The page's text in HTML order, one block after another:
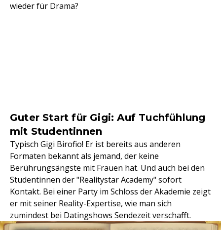
wieder für Drama?
Guter Start für Gigi: Auf Tuchfühlung
mit Studentinnen
Typisch Gigi Birofio! Er ist bereits aus anderen
Formaten bekannt als jemand, der keine
Berührungsängste mit Frauen hat. Und auch bei den
Studentinnen der "Realitystar Academy" sofort
Kontakt. Bei einer Party im Schloss der Akademie zeigt
er mit seiner Reality-Expertise, wie man sich
zumindest bei Datingshows Sendezeit verschafft.